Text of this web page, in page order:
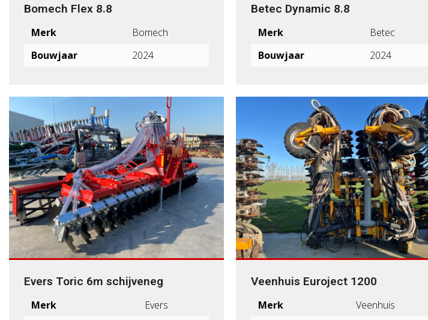
Bomech Flex 8.8
Merk
Bomech
Bouwjaar
2024
Betec Dynamic 8.8
Merk
Betec
Bouwjaar
2024
Evers Toric 6m schijveneg
Merk Evers
Veenhuis Euroject 1200
Merk Veenhuis